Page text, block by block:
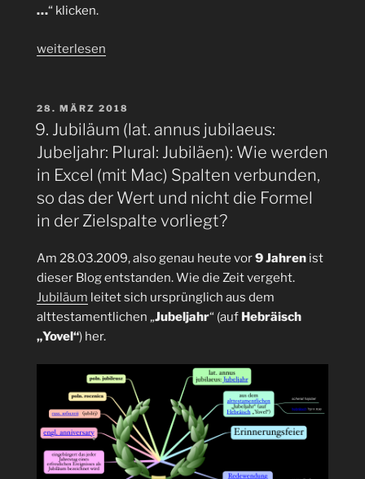
…“ klicken.
„Wie
Excel
eine
Zeile
eine
Spalte
umwandelt
weiterlesen
VERÖFFENTLICHT
AM
28. MÄRZ 2018
9. Jubiläum (lat. annus jubilaeus:
Jubeljahr: Plural: Jubiläen): Wie werden
in Excel (mit Mac) Spalten verbunden,
so das der Wert und nicht die Formel
in der Zielspalte vorliegt?
Am 28.03.2009, also genau heute vor9 Jahren ist
dieser Blog entstanden. Wie die Zeit vergeht.
Jubiläum leitet sich ursprünglich aus dem
alttestamentlichen „Jubeljahr“ (auf Hebräisch
„Yovel“) her.